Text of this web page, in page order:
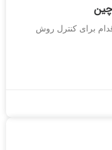
چین
برای کنترل روش